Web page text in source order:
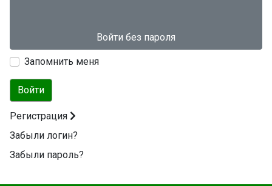
Войти без пароля
Запомнить меня
Войти
Регистрация
Забыли логин?
Забыли пароль?